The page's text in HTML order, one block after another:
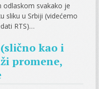
odlaskom svakako je
sliku u Srbiji (videćemo
RTS)…
kao i
promene,